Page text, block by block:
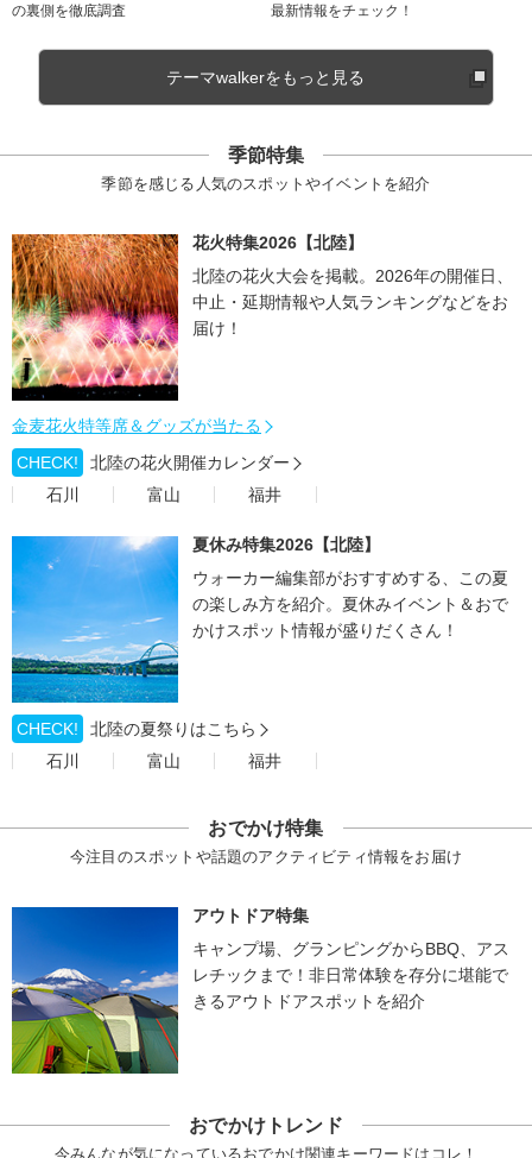
の裏側を徹底調査
最新情報をチェック！
テーマwalkerをもっと見る
季節特集
季節を感じる人気のスポットやイベントを紹介
花火特集2026【北陸】
北陸の花火大会を掲載。2026年の開催日、
中止・延期情報や人気ランキングなどをお
届け！
金麦花火特等席＆グッズが当たる
CHECK!
北陸の花火開催カレンダー
石川
富山 福井
夏休み特集2026【北陸】
ウォーカー編集部がおすすめする、この夏
の楽しみ方を紹介。夏休みイベント＆おで
かけスポット情報が盛りだくさん！
CHECK!
北陸の夏祭りはこちら
石川
富山 福井
おでかけ特集
今注目のスポットや話題のアクティビティ情報をお届け
アウトドア特集
キャンプ場、グランピングからBBQ、アス
レチックまで！非日常体験を存分に堪能で
きるアウトドアスポットを紹介
おでかけトレンド
今みんなが気になっているおでかけ関連キーワードはコレ！